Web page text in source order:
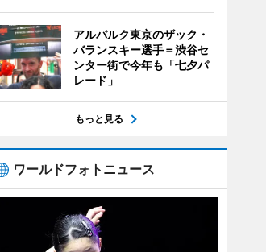
アルバルク東京のザック・
バランスキー選手＝渋谷セ
ンター街で今年も「七夕パ
レード」
もっと見る
ワールドフォトニュース